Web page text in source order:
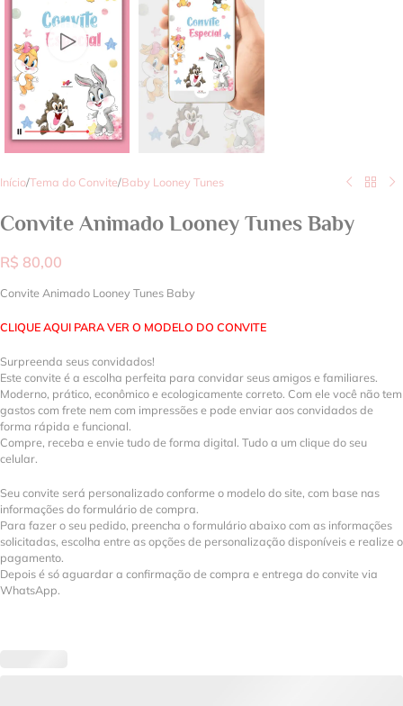
Início/Tema do Convite/Baby Looney Tunes
Convite Animado Looney Tunes Baby
R$ 80,00
Convite Animado Looney Tunes Baby
CLIQUE AQUI PARA VER O MODELO DO CONVITE
Surpreenda seus convidados!
Este convite é a escolha perfeita para convidar seus amigos e familiares.
Moderno, prático, econômico e ecologicamente correto. Com ele você não tem
gastos com frete nem com impressões e pode enviar aos convidados de
forma rápida e funcional.
Compre, receba e envie tudo de forma digital. Tudo a um clique do seu
celular.
Seu convite será personalizado conforme o modelo do site, com base nas
informações do formulário de compra.
Para fazer o seu pedido, preencha o formulário abaixo com as informações
solicitadas, escolha entre as opções de personalização disponíveis e realize o
pagamento.
Depois é só aguardar a confirmação de compra e entrega do convite via
WhatsApp.